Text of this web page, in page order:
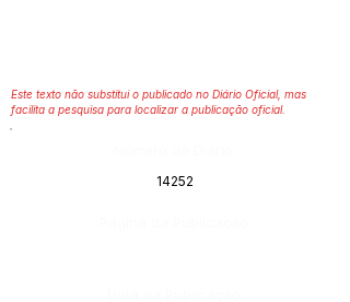
Este texto não substitui o publicado no Diário Oficial, mas
facilita a pesquisa para localizar a publicação oficial.
14252